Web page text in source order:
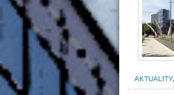
AKTUALITY,